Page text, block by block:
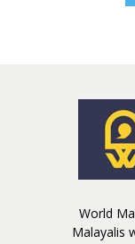
World
Malayalis